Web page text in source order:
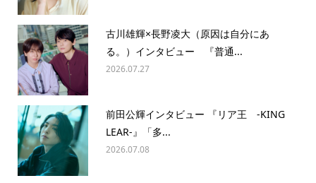
古川雄輝×長野凌大（原因は自分にあ
る。）インタビュー 『普通...
2026.07.27
前田公輝インタビュー 『リア王 -KING
LEAR-』「多...
2026.07.08